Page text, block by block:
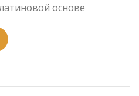
основе